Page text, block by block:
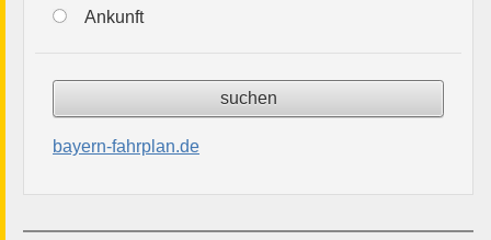
Ankunft
bayern-fahrplan.de